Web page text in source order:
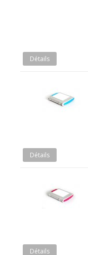
Détails
Détails
Détails